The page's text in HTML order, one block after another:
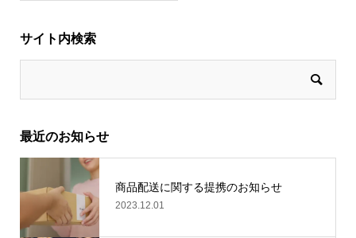
サイト内検索
最近のお知らせ
商品配送に関する提携のお知らせ
2023.12.01